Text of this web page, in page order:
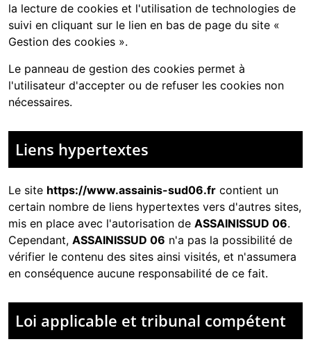
la lecture de cookies et l'utilisation de technologies de
suivi en cliquant sur le lien en bas de page du site «
Gestion des cookies ».
Le panneau de gestion des cookies permet à
l'utilisateur d'accepter ou de refuser les cookies non
nécessaires.
Liens hypertextes
Le site https://www.assainis-sud06.fr contient un
certain nombre de liens hypertextes vers d'autres sites,
mis en place avec l'autorisation de ASSAINISSUD 06.
Cependant, ASSAINISSUD 06 n'a pas la possibilité de
vérifier le contenu des sites ainsi visités, et n'assumera
en conséquence aucune responsabilité de ce fait.
Loi applicable et tribunal compétent